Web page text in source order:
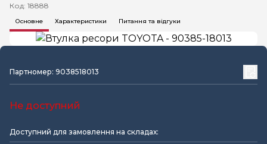
Код: 18888
Основне Характеристики Питання та відгуки
Партномер: 9038518013
Не доступний
Доступний для замовлення на складах: